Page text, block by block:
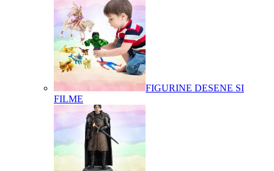
FIGURINE DESENE SI
FILME